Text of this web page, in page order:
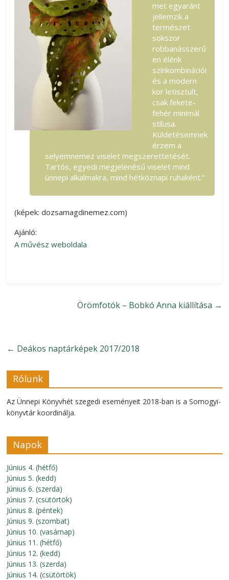
met egyaránt
jellemzik a
természet
sokszor
robbanásszerű
en élénk
színkombinációi
és a modern
kor letisztult,
csak fekete-
fehér minimál
stílusa.
Küldetésemnek
érzem a
selyemnemez viselet megszerettetését.
Tartós, egyedi megjelenésű viselet mind
ünnepi alkalmakra, mind hétköznapi ruhaként.”
(képek: dozsamagdinemez.com)
Ajánló:
A művész weboldala
Örömfotók – Bobkó Anna kiállítása →
← Deákos naptárképek 2017/2018
Rólunk
Az Ünnepi Könyvhét szegedi eseményeit 2018-ban is a Somogyi-
könyvtár koordinálja.
Napok
Június 4. (hétfő)
Június 5. (kedd)
Június 6. (szerda)
Június 7. (csütörtök)
Június 8. (péntek)
Június 9. (szombat)
Június 10. (vasárnap)
Június 11. (hétfő)
Június 12. (kedd)
Június 13. (szerda)
Június 14. (csütörtök)